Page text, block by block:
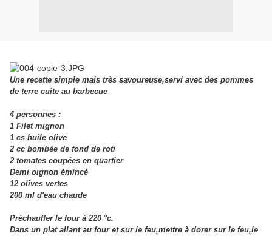
Une recette simple mais très savoureuse,servi avec des pommes
de terre cuite au barbecue
4 personnes :
1 Filet mignon
1 cs huile olive
2 cc bombée de fond de roti
2 tomates coupées en quartier
Demi oignon émincé
12 olives vertes
200 ml d'eau chaude
Préchauffer le four à 220 °c.
Dans un plat allant au four et sur le feu,mettre à dorer sur le feu,le